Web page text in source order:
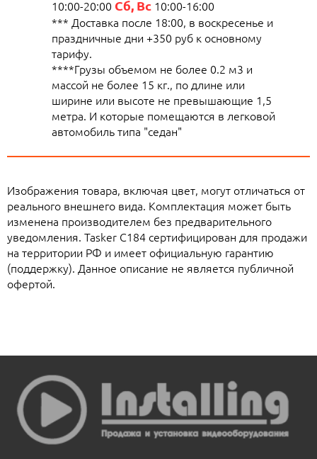
10:00-20:00 Сб, Вс 10:00-16:00
*** Доставка после 18:00, в воскресенье и
праздничные дни +350 руб к основному
тарифу.
****Грузы объемом не более 0.2 м3 и
массой не более 15 кг., по длине или
ширине или высоте не превышающие 1,5
метра. И которые помещаются в легковой
автомобиль типа "седан"
Изображения товара, включая цвет, могут отличаться от
реального внешнего вида. Комплектация может быть
изменена производителем без предварительного
уведомления. Tasker C184 сертифицирован для продажи
на территории РФ и имеет официальную гарантию
(поддержку). Данное описание не является публичной
офертой.